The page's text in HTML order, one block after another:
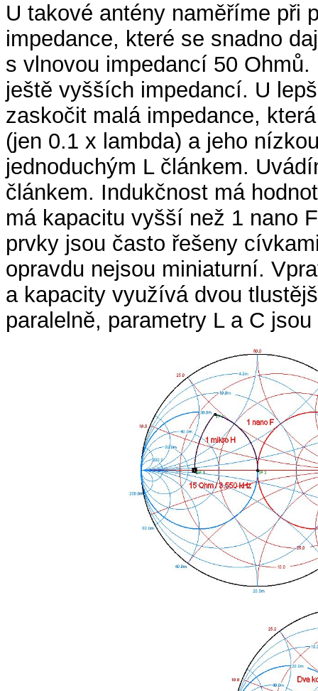
U takové antény naměříme při
impedance, které se snadno
s vlnovou impedancí 50
ještě vyšších impedancí. U
zaskočit malá impedance,
(jen 0.1 x lambda) a jeho
jednoduchým L článkem.
článkem. Indukčnost má
má kapacitu vyšší než 1 nano
prvky jsou často řešeny
opravdu nejsou miniaturní.
a kapacity využívá dvou
paralelně, parametry L a C